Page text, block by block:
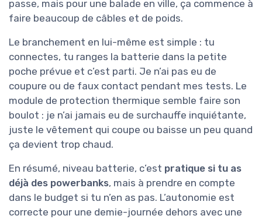
passe, mais pour une balade en ville, ça commence à
faire beaucoup de câbles et de poids.
Le branchement en lui-même est simple : tu
connectes, tu ranges la batterie dans la petite
poche prévue et c’est parti. Je n’ai pas eu de
coupure ou de faux contact pendant mes tests. Le
module de protection thermique semble faire son
boulot : je n’ai jamais eu de surchauffe inquiétante,
juste le vêtement qui coupe ou baisse un peu quand
ça devient trop chaud.
En résumé, niveau batterie, c’est pratique si tu as
déjà des powerbanks, mais à prendre en compte
dans le budget si tu n’en as pas. L’autonomie est
correcte pour une demie-journée dehors avec une